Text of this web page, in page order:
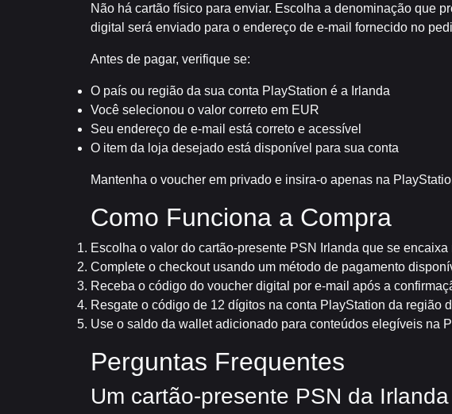
Não há cartão físico para enviar. Escolha a denominação que
digital será enviado para o endereço de e-mail fornecido no
Antes de pagar, verifique se:
O país ou região da sua conta PlayStation é a Irlanda
Você selecionou o valor correto em EUR
Seu endereço de e-mail está correto e acessível
O item da loja desejado está disponível para sua conta
Mantenha o voucher em privado e insira-o apenas na
Como Funciona a Compra
Escolha o valor do cartão-presente PSN Irlanda que se
Complete o checkout usando um método de pagamento
Receba o código do voucher digital por e-mail após a
Resgate o código de 12 dígitos na conta PlayStation da região
Use o saldo da wallet adicionado para conteúdos elegíveis na
Perguntas Frequentes
Um cartão-presente PSN da